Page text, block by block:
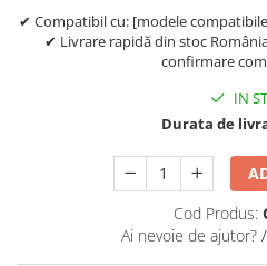
Cricuri trotineta
Suruburi
✔ Compatibil cu: [modele
✔ Livrare rapidă din stoc
confirmare
IN
Durata de
Cod Produs:
Ai nevoie de ajutor? /